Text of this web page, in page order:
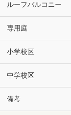
ルーフバルコニー
専用庭
小学校区
中学校区
備考